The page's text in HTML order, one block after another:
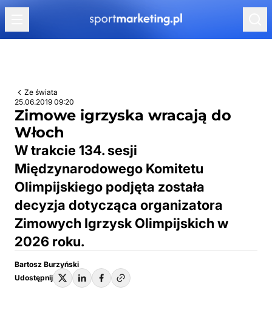
Przejdź do treści
Ze świata
25.06.2019 09:20
Zimowe igrzyska wracają do
Włoch
W trakcie 134. sesji
Międzynarodowego Komitetu
Olimpijskiego podjęta została
decyzja dotycząca organizatora
Zimowych Igrzysk Olimpijskich w
2026 roku.
Bartosz Burzyński
Udostępnij